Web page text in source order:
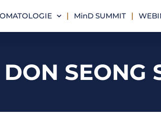
MinD SUMMIT
SEONG